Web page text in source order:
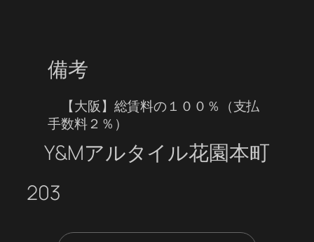
備考
【大阪】総賃料の１００％（支払
手数料２％）
Y&Mアルタイル花園本町
203